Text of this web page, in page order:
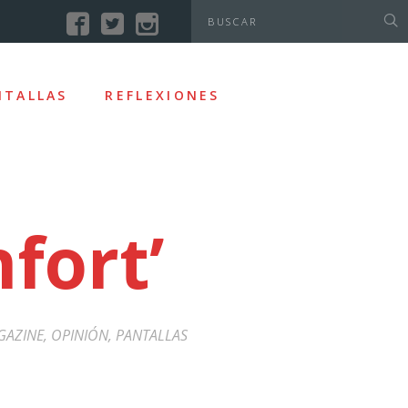
REFLEXIONES
, OPINIÓN, PANTALLAS